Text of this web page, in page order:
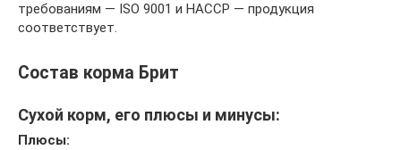
требованиям — ISO 9001 и HACCP — продукция
соответствует.
Состав корма Брит
Сухой корм, его плюсы и минусы:
Плюсы: